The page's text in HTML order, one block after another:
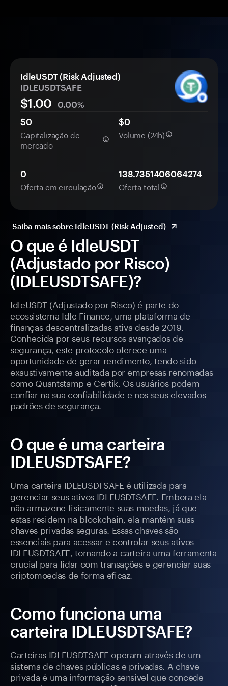
O que é IdleUSDT
(Adjustado por Risco)
(IDLEUSDTSAFE)?
IdleUSDT (Adjustado por Risco) é parte do
ecossistema Idle Finance, uma plataforma de
finanças descentralizadas ativa desde 2019.
Conhecida por seus recursos avançados de
segurança, este protocolo oferece uma
oportunidade de gerar rendimento, tendo sido
exaustivamente auditada por empresas renomadas
como Quantstamp e Certik. Os usuários podem
confiar na sua confiabilidade e nos seus elevados
padrões de segurança.
O que é uma carteira
IDLEUSDTSAFE?
Uma carteira IDLEUSDTSAFE é utilizada para
gerenciar seus ativos IDLEUSDTSAFE. Embora ela
não armazene fisicamente suas moedas, já que
estas residem na blockchain, ela mantém suas
chaves privadas seguras. Essas chaves são
essenciais para acessar e controlar seus ativos
IDLEUSDTSAFE, tornando a carteira uma ferramenta
crucial para lidar com transações e gerenciar suas
criptomoedas de forma eficaz.
Como funciona uma
carteira IDLEUSDTSAFE?
Carteiras IDLEUSDTSAFE operam através de um
sistema de chaves públicas e privadas. A chave
privada é uma informação sensível que concede
IdleUSDT (Risk Adjusted)
IDLEUSDTSAFE
$1.00
0.00%
$0
Capitalização de
mercado
$0
Volume (24h)
0
Oferta em circulação
138.7351406064274
Oferta total
Saiba mais sobre IdleUSDT (Risk Adjusted)